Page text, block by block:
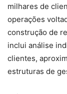
milhares de
operações
construção de
inclui análise
clientes,
estruturas de